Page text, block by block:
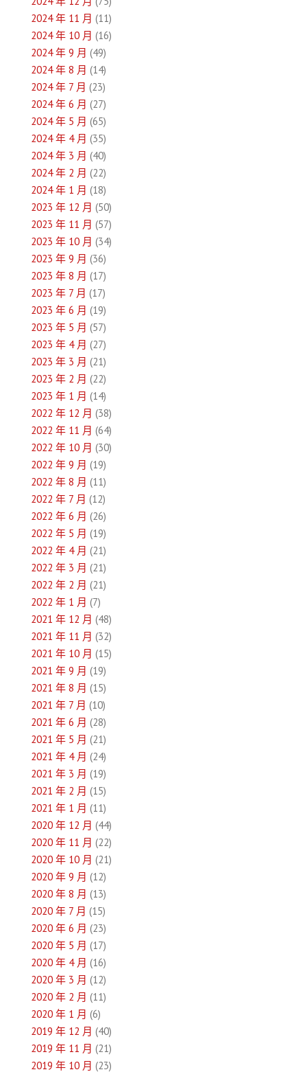
2024 年 11 月 (11)
2024 年 10 月 (16)
2024 年 9 月 (49)
2024 年 8 月 (14)
2024 年 7 月 (23)
2024 年 6 月 (27)
2024 年 5 月 (65)
2024 年 4 月 (35)
2024 年 3 月 (40)
2024 年 2 月 (22)
2024 年 1 月 (18)
2023 年 12 月 (50)
2023 年 11 月 (57)
2023 年 10 月 (34)
2023 年 9 月 (36)
2023 年 8 月 (17)
2023 年 7 月 (17)
2023 年 6 月 (19)
2023 年 5 月 (57)
2023 年 4 月 (27)
2023 年 3 月 (21)
2023 年 2 月 (22)
2023 年 1 月 (14)
2022 年 12 月 (38)
2022 年 11 月 (64)
2022 年 10 月 (30)
2022 年 9 月 (19)
2022 年 8 月 (11)
2022 年 7 月 (12)
2022 年 6 月 (26)
2022 年 5 月 (19)
2022 年 4 月 (21)
2022 年 3 月 (21)
2022 年 2 月 (21)
2022 年 1 月 (7)
2021 年 12 月 (48)
2021 年 11 月 (32)
2021 年 10 月 (15)
2021 年 9 月 (19)
2021 年 8 月 (15)
2021 年 7 月 (10)
2021 年 6 月 (28)
2021 年 5 月 (21)
2021 年 4 月 (24)
2021 年 3 月 (19)
2021 年 2 月 (15)
2021 年 1 月 (11)
2020 年 12 月 (44)
2020 年 11 月 (22)
2020 年 10 月 (21)
2020 年 9 月 (12)
2020 年 8 月 (13)
2020 年 7 月 (15)
2020 年 6 月 (23)
2020 年 5 月 (17)
2020 年 4 月 (16)
2020 年 3 月 (12)
2020 年 2 月 (11)
2020 年 1 月 (6)
2019 年 12 月 (40)
2019 年 11 月 (21)
2019 年 10 月 (23)